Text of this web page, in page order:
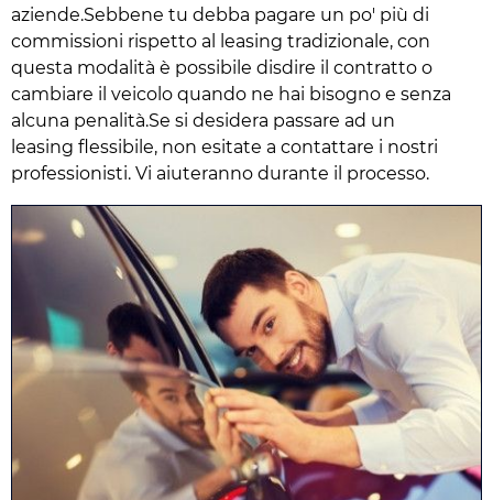
aziende.Sebbene tu debba pagare un po' più di
commissioni rispetto al leasing tradizionale, con
questa modalità è possibile disdire il contratto o
cambiare il veicolo quando ne hai bisogno e senza
alcuna penalità.Se si desidera passare ad un
leasing flessibile, non esitate a contattare i nostri
professionisti. Vi aiuteranno durante il processo.